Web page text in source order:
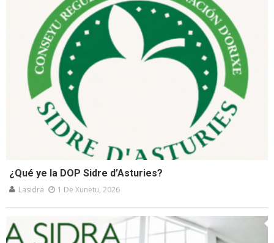
¿Qué ye la DOP Sidre d’Asturies?
Lasidra 1 De Xunetu, 2026